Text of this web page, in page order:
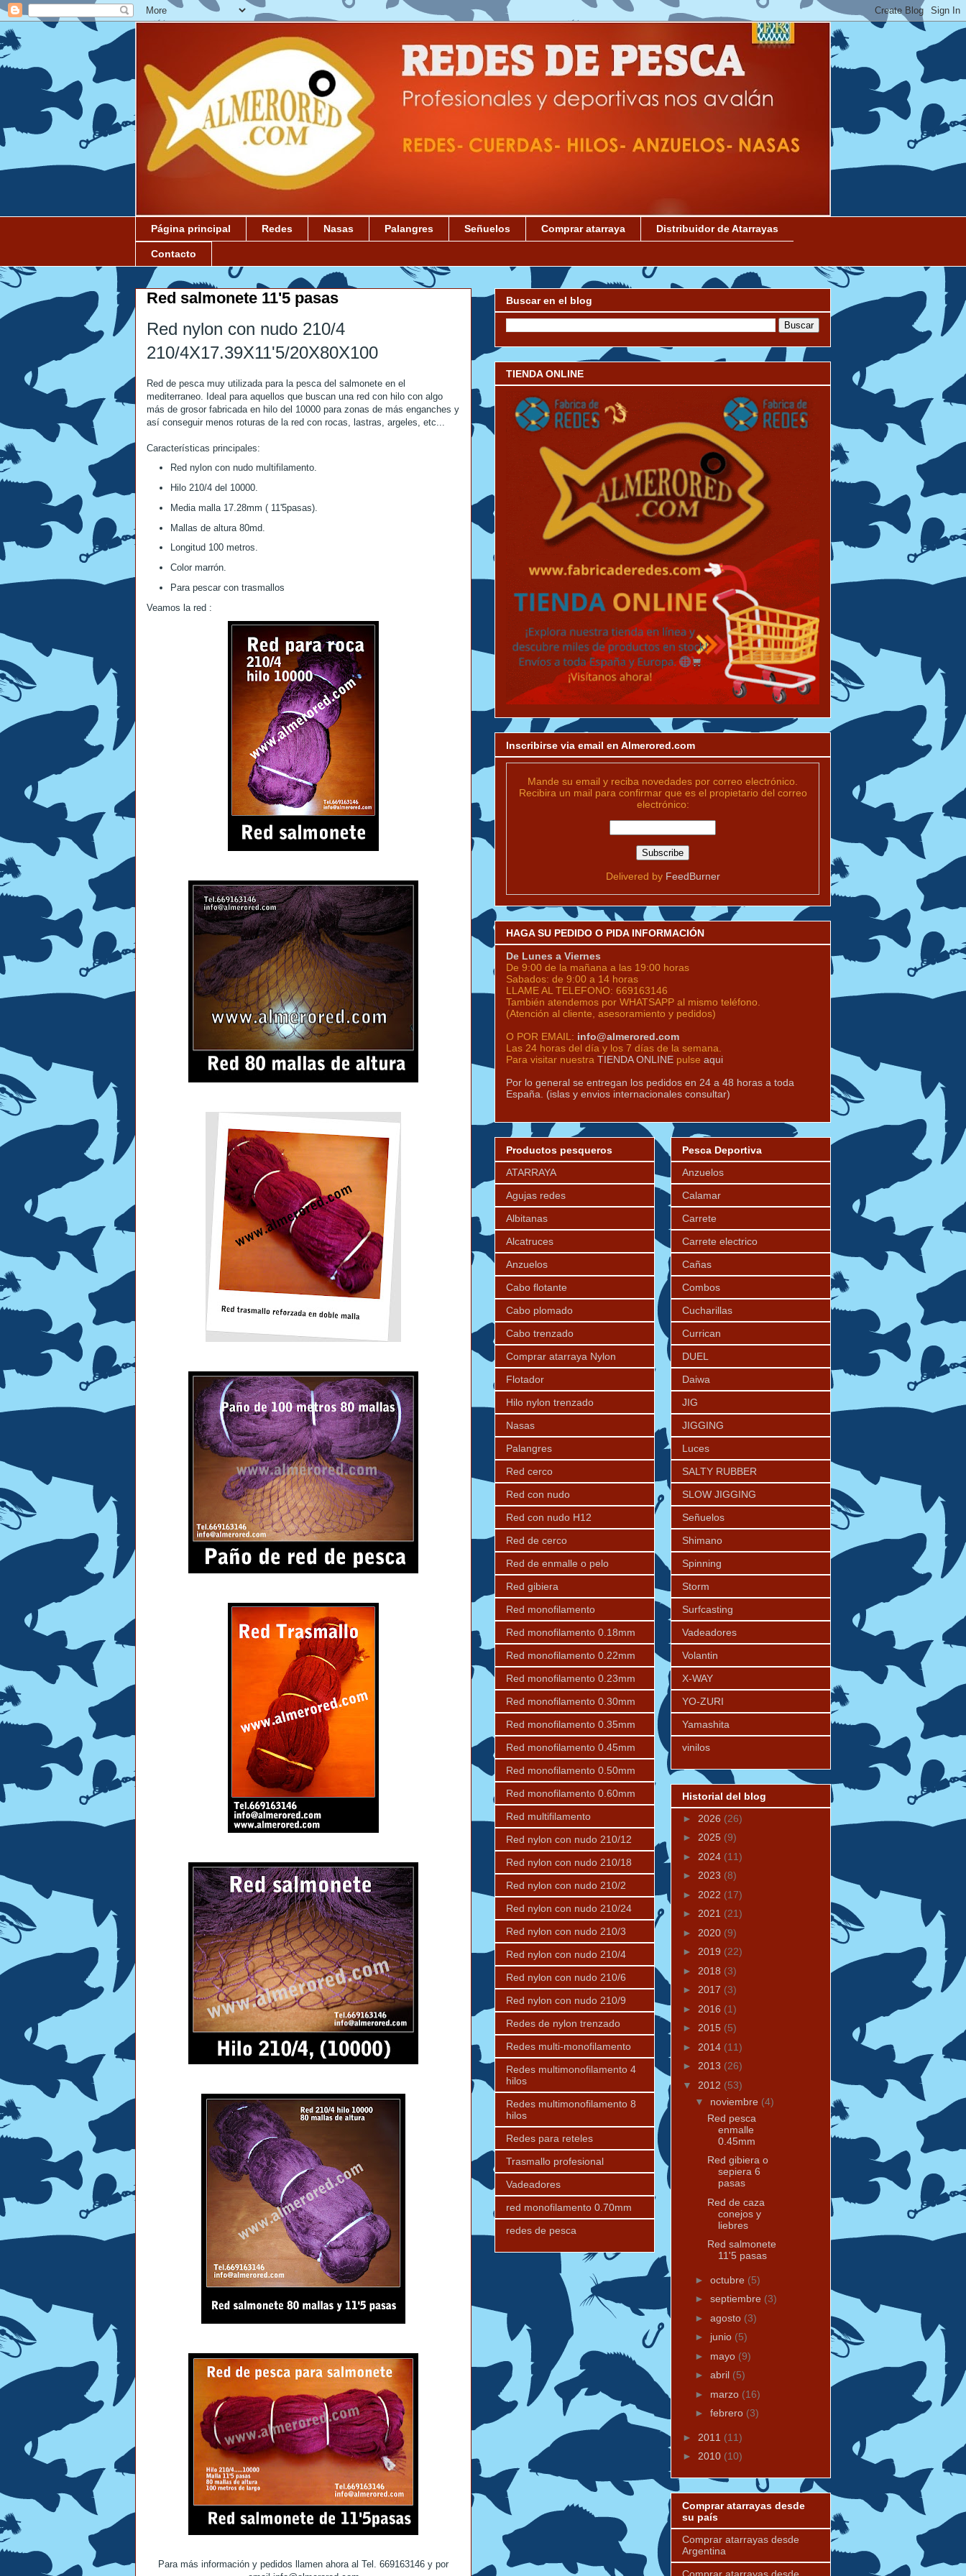
Página principal Redes Nasas Palangres Señuelos Comprar atarraya Distribuidor de Atarrayas
Contacto
Red salmonete 11'5 pasas
Red nylon con nudo 210/4
210/4X17.39X11'5/20X80X100
Red de pesca muy utilizada para la pesca del salmonete en el
mediterraneo. Ideal para aquellos que buscan una red con hilo con algo
más de grosor fabricada en hilo del 10000 para zonas de más enganches y
así conseguir menos roturas de la red con rocas, lastras, argeles, etc...
Características principales:
Red nylon con nudo multifilamento.
Hilo 210/4 del 10000.
Media malla 17.28mm ( 11'5pasas).
Mallas de altura 80md.
Longitud 100 metros.
Color marrón.
Para pescar con trasmallos
Veamos la red :
Para más información y pedidos llamen ahora al Tel. 669163146 y por
Buscar en el blog
TIENDA ONLINE
Inscribirse via email en Almerored.com
Mande su email y reciba novedades por correo electrónico.
Recibira un mail para confirmar que es el propietario del correo
electrónico:
Delivered by FeedBurner
HAGA SU PEDIDO O PIDA INFORMACIÓN
De Lunes a Viernes
De 9:00 de la mañana a las 19:00 horas
Sabados: de 9:00 a 14 horas
LLAME AL TELEFONO: 669163146
También atendemos por WHATSAPP al mismo teléfono.
(Atención al cliente, asesoramiento y pedidos)
O POR EMAIL: info@almerored.com
Las 24 horas del día y los 7 días de la semana.
Para visitar nuestra TIENDA ONLINE pulse aqui
Por lo general se entregan los pedidos en 24 a 48 horas a toda
España. (islas y envios internacionales consultar)
Productos pesqueros
ATARRAYA
Agujas redes
Albitanas
Alcatruces
Anzuelos
Cabo flotante
Cabo plomado
Cabo trenzado
Comprar atarraya Nylon
Flotador
Hilo nylon trenzado
Nasas
Palangres
Red cerco
Red con nudo
Red con nudo H12
Red de cerco
Red de enmalle o pelo
Red gibiera
Red monofilamento
Red monofilamento 0.18mm
Red monofilamento 0.22mm
Red monofilamento 0.23mm
Red monofilamento 0.30mm
Red monofilamento 0.35mm
Red monofilamento 0.45mm
Red monofilamento 0.50mm
Red monofilamento 0.60mm
Red multifilamento
Red nylon con nudo 210/12
Red nylon con nudo 210/18
Red nylon con nudo 210/2
Red nylon con nudo 210/24
Red nylon con nudo 210/3
Red nylon con nudo 210/4
Red nylon con nudo 210/6
Red nylon con nudo 210/9
Redes de nylon trenzado
Redes multi-monofilamento
Redes multimonofilamento 4
hilos
Redes multimonofilamento 8
hilos
Redes para reteles
Trasmallo profesional
Vadeadores
red monofilamento 0.70mm
redes de pesca
Pesca Deportiva
Anzuelos
Calamar
Carrete
Carrete electrico
Cañas
Combos
Cucharillas
Currican
DUEL
Daiwa
JIG
JIGGING
Luces
SALTY RUBBER
SLOW JIGGING
Señuelos
Shimano
Spinning
Storm
Surfcasting
Vadeadores
Volantin
X-WAY
YO-ZURI
Yamashita
vinilos
Historial del blog
► 2026 (26)
► 2025 (9)
► 2024 (11)
► 2023 (8)
► 2022 (17)
► 2021 (21)
► 2020 (9)
► 2019 (22)
► 2018 (3)
► 2017 (3)
► 2016 (1)
► 2015 (5)
► 2014 (11)
► 2013 (26)
▼ 2012 (53)
▼ noviembre (4)
Red pesca
enmalle
0.45mm
Red gibiera o
sepiera 6
pasas
Red de caza
conejos y
liebres
Red salmonete
11'5 pasas
► octubre (5)
► septiembre (3)
► agosto (3)
► junio (5)
► mayo (9)
► abril (5)
► marzo (16)
► febrero (3)
► 2011 (11)
► 2010 (10)
Comprar atarrayas desde
su país
Comprar atarrayas desde
Argentina
Comprar atarrayas desde